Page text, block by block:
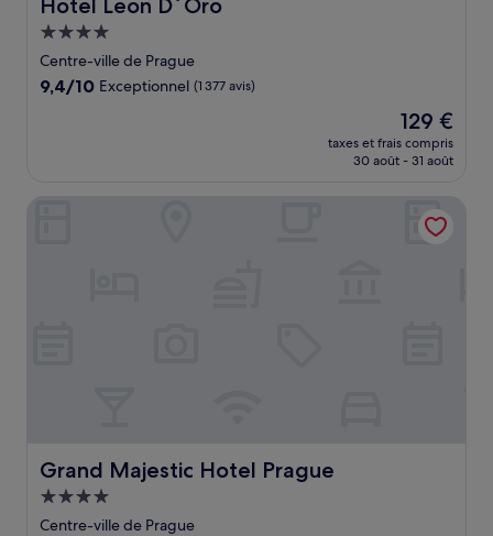
Hotel Leon D´Oro
Hébergement
4.0 étoiles
Centre-ville de Prague
9.4
9,4/10 Exceptionnel (1 377 avis)
Le
nouveau
prix
de
129 €
129 €
taxes et frais compris
30 août - 31 août
Grand Majestic Hotel Prague
Grand Majestic Hotel Prague
Hébergement
4.0 étoiles
Centre-ville de Prague